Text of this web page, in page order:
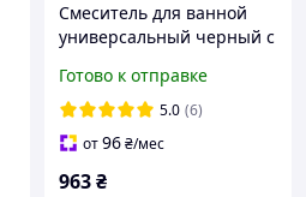
Смеситель для ванной
универсальный черный с
(ZX0466)
Готово к отправке
5.0 (6)
от96₴/мес
963₴